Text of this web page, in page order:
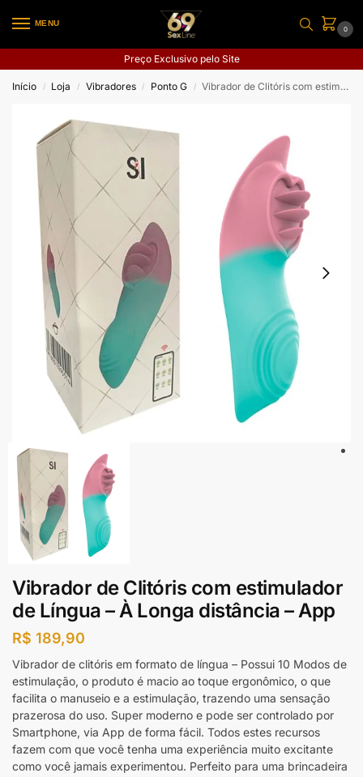
MENU
0
Preço Exclusivo pelo Site
Início / Loja / Vibradores / Ponto G / Vibrador de Clitóris com estimulador de Língua – À Longa distância – App
Vibrador de Clitóris com estimulador
de Língua – À Longa distância – App
R$ 189,90
Vibrador de clitóris em formato de língua – Possui 10 Modos de
estimulação, o produto é macio ao toque ergonômico, o que
facilita o manuseio e a estimulação, trazendo uma sensação
prazerosa do uso. Super moderno e pode ser controlado por
Smartphone, via App de forma fácil. Todos estes recursos
fazem com que você tenha uma experiência muito excitante
como você jamais experimentou. Perfeito para uma brincadeira